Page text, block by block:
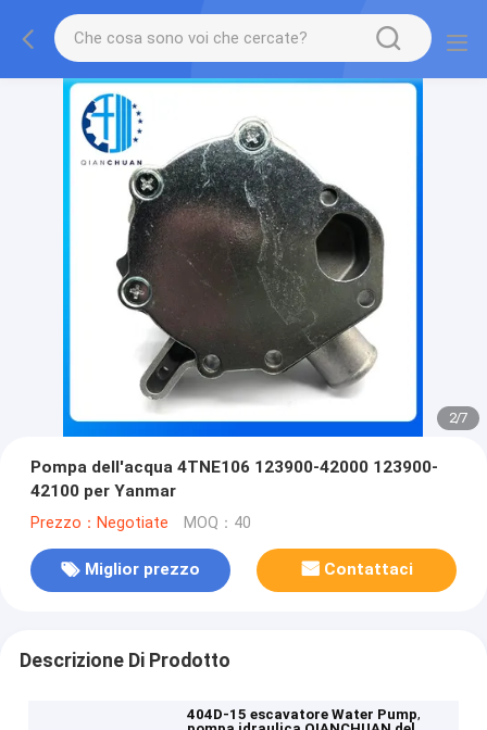
2/7
Pompa dell'acqua 4TNE106 123900-42000 123900-
42100 per Yanmar
Prezzo：Negotiate MOQ：40
Miglior prezzo Contattaci
Descrizione Di Prodotto
404D-15 escavatore Water Pump,